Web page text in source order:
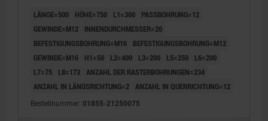
LÄNGE=500 HÖHE=750 L1=300
PASSBOHRUNG=12
GEWINDE=M12
INNENDURCHMESSER=20
BEFESTIGUNGSBOHRUNG=M16
BEFESTIGUNGSBOHRUNG=M12
GEWINDE=M16
H1=50 L2=400 L3=200 L5=250
L6=200
L7=75
L8=173 ANZAHL DER RASTERBOHRUNGEN=234
ANZAHL IN LÄNGSRICHTUNG=2 ANZAHL IN QUERRICHTUNG=12
Bestellnummer: 01855-21250075